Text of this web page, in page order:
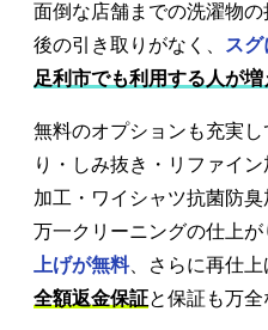
面倒な店舗までの洗濯物
後の引き取りがなく、
ス
足利市でも利用する人が
無料のオプションも充実
り・しみ抜き・リファイ
加工・ワイシャツ抗菌防臭
万一クリーニングの仕上
上げが無料、さらに再仕
全額返金保証と保証も万全